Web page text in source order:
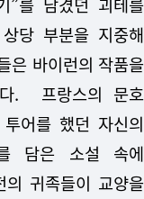
당 부분을 지중해
은 바이런의 작품을
. 프랑스의 문호
어를 했던 자신의
담은 소설 속에
귀족들이 교양을